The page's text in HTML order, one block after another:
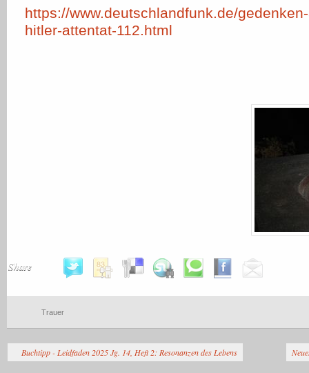
https://www.deutschlandfunk.de/
hitler-attentat-112.html
Share
Trauer
Buchtipp - Leidfaden 2025 Jg. 14, Heft 2: Resonanzen des Lebens